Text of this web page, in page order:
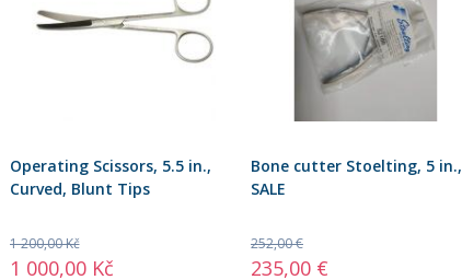
Operating Scissors, 5.5 in.,
Curved, Blunt Tips
1 200,00 Kč
1 000,00 Kč
Bone cutter Stoelting, 5 in.,
SALE
252,00 €
235,00 €